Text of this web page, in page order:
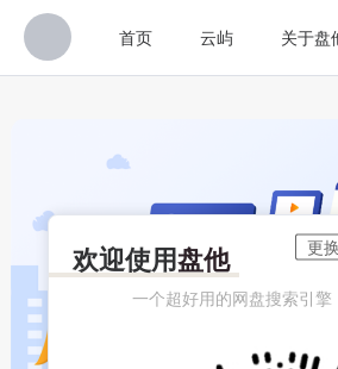
首页 云屿 关于盘
欢迎使用盘他
一个超好用的网盘搜索引擎